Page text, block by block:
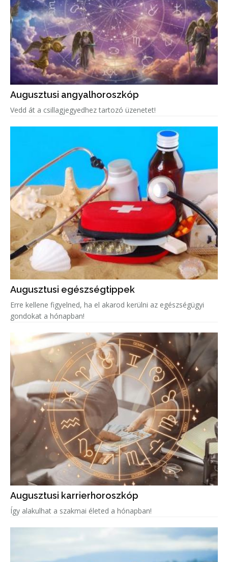
Augusztusi angyalhoroszkóp
Vedd át a csillagjegyedhez tartozó üzenetet!
Augusztusi egészségtippek
Erre kellene figyelned, ha el akarod kerülni az egészségügyi
gondokat a hónapban!
Augusztusi karrierhoroszkóp
Így alakulhat a szakmai életed a hónapban!